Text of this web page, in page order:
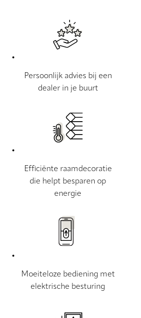
Persoonlijk advies bij een
dealer in je buurt
Efficiënte raamdecoratie
die helpt besparen op
energie
Moeiteloze bediening met
elektrische besturing